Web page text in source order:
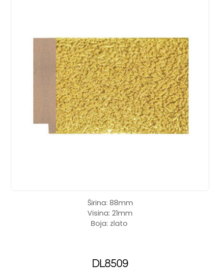
Širina: 88mm
Visina: 21mm
Boja: zlato
DL8509